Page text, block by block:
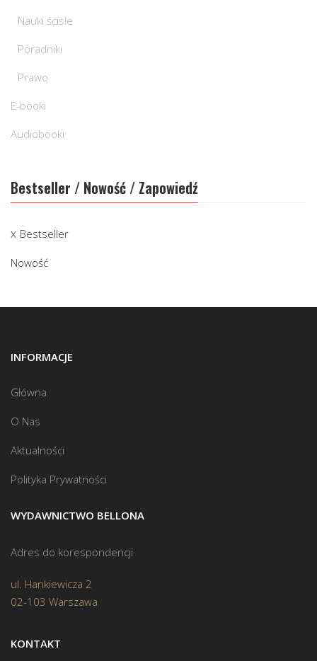
Nauki ścisłe
Poradniki
Prawo
E-booki
Audiobooki
Bestseller / Nowość / Zapowiedź
Bestseller
Nowość
INFORMACJE
Główna
O Nas
Aktualności
Polityka Prywatności
WYDAWNICTWO BELLONA
Adres do korespondencji
ul. Hankiewicza 2
02-103 Warszawa
KONTAKT